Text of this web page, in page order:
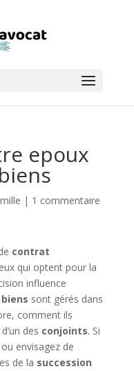
epoux
| 1 commentaire
contrat
qui optent pour la
influence
biens sont gérés dans
comment ils
d’un des conjoints. Si
envisagez de
de la succession